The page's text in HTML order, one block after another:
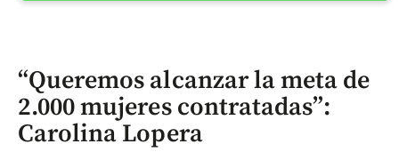
“Queremos alcanzar la meta de
2.000 mujeres contratadas”:
Carolina Lopera